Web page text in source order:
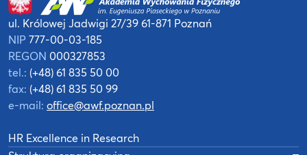
ul. Królowej Jadwigi 27/3961-871 Poznań
NIP 777-00-03-185
REGON 000327853
tel.: (+48) 61 835 50 00
fax: (+48) 61 835 50 99
e-mail: office@awf.poznan.pl
HR Excellence in Research